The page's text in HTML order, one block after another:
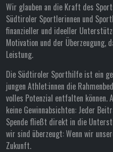
Wir glauben an die Kraft des
Südtiroler Sportlerinnen und
finanzieller und ideeller
Motivation und der
Leistung.
Die Südtiroler Sporthilfe ist ein
jungen Athlet:innen die
volles Potenzial entfalten können.
keine Gewinnabsichten: Jeder
Spende fließt direkt in die
wir sind überzeugt: Wenn wir
Zukunft.